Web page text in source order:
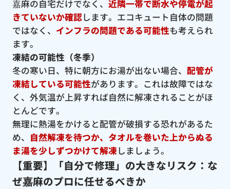
嘉麻の自宅だけでなく、 近隣一帯で断水や停電が起
きていないか確認します。エコキュート自体の問題
ではなく、 インフラの問題である可能性も考えられ
ます。
凍結の可能性（冬季）
冬の寒い日、特に朝方にお湯が出ない場合、 配管が
凍結している可能性があります。これは故障ではな
く、外気温が上昇すれば自然に解凍されることがほ
とんどです。
無理に熱湯をかけると配管が破損する恐れがあるた
め、 自然解凍を待つか、タオルを巻いた上からぬる
ま湯を少しずつかけて解凍しましょう。
【重要】「自分で修理」の大きなリスク：な
ぜ嘉麻のプロに任せるべきか